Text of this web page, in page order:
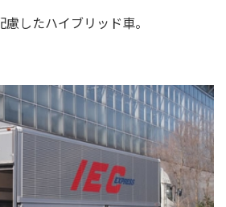
したハイブリッド車。